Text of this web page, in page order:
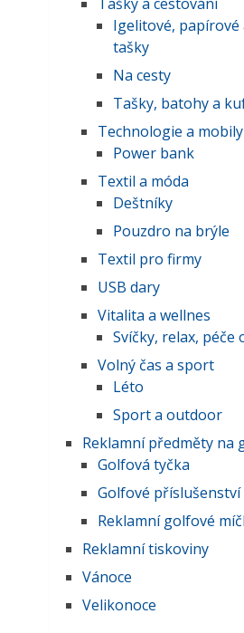
Igelitové, papírové
tašky
Na cesty
Tašky, batohy a
Technologie a mobily
Power bank
Textil a móda
Deštníky
Pouzdro na brýle
Textil pro firmy
USB dary
Vitalita a wellnes
Svíčky, relax, péče
Volný čas a sport
Léto
Sport a outdoor
Reklamní předměty na
Golfová tyčka
Golfové příslušenství
Reklamní golfové
Reklamní tiskoviny
Vánoce
Velikonoce